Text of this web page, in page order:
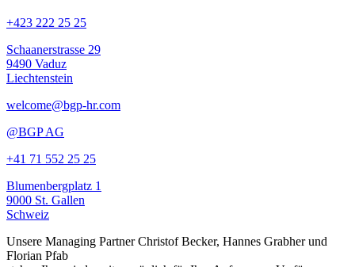
+423 222 25 25
Schaanerstrasse 29
9490 Vaduz
Liechtenstein
welcome@bgp-hr.com
@BGP AG
+41 71 552 25 25
Blumenbergplatz 1
9000 St. Gallen
Schweiz
Unsere Managing Partner Christof Becker, Hannes Grabher und
Florian Pfab